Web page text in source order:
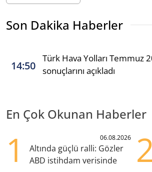
Son Dakika Haberler
14:50
Türk Hava Yolları Temmuz
sonuçlarını açıkladı
En Çok Okunan Haberler
1 06.08.2026
Altında güçlü ralli: Gözler
ABD istihdam verisinde
2